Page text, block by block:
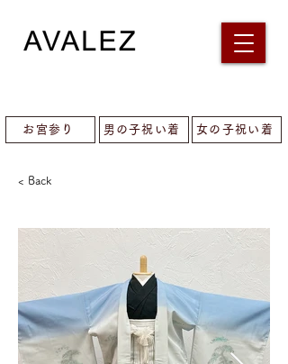
お宮参り 男の子祝い着 女の子祝い着
< Back